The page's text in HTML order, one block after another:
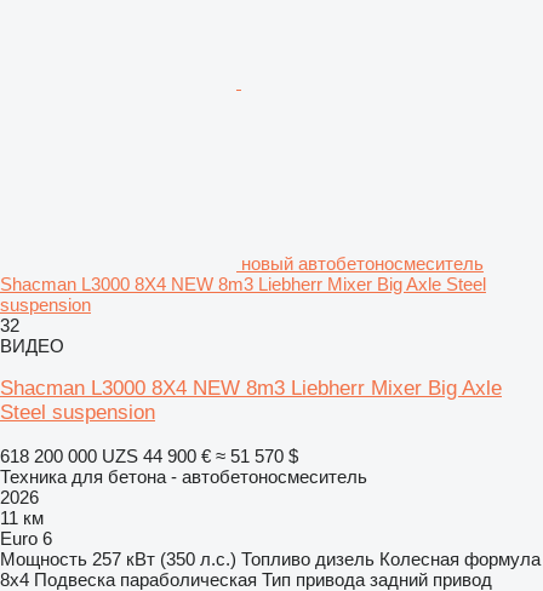
новый автобетоносмеситель
Shacman L3000 8X4 NEW 8m3 Liebherr Mixer Big Axle Steel
suspension
32
ВИДЕО
Shacman L3000 8X4 NEW 8m3 Liebherr Mixer Big Axle
Steel suspension
618 200 000 UZS 44 900 € ≈ 51 570 $
Техника для бетона - автобетоносмеситель
2026
11 км
Euro 6
Мощность 257 кВт (350 л.с.) Топливо дизель Колесная формула
8x4 Подвеска параболическая Тип привода задний привод